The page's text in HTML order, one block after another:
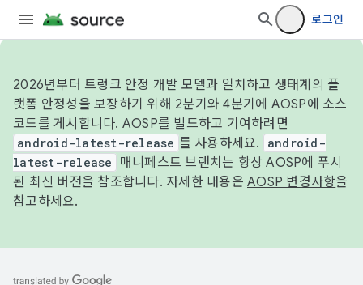
로그인
2026년부터 트렁크 안정 개발 모델과 일치하고 생태계의 플
랫폼 안정성을 보장하기 위해 2분기와 4분기에 AOSP에 소스
코드를 게시합니다. AOSP를 빌드하고 기여하려면
android-latest-release 를 사용하세요.
android-
latest-release
매니페스트 브랜치는 항상 AOSP에 푸시
된 최신 버전을 참조합니다. 자세한 내용은 AOSP 변경사항을
참고하세요.